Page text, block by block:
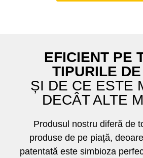
EFICIENT PE
TIPURILE
ȘI DE CE ESTE
DECÂT ALTE
Produsul nostru diferă de
produse de pe piață,
patentată este simbioza